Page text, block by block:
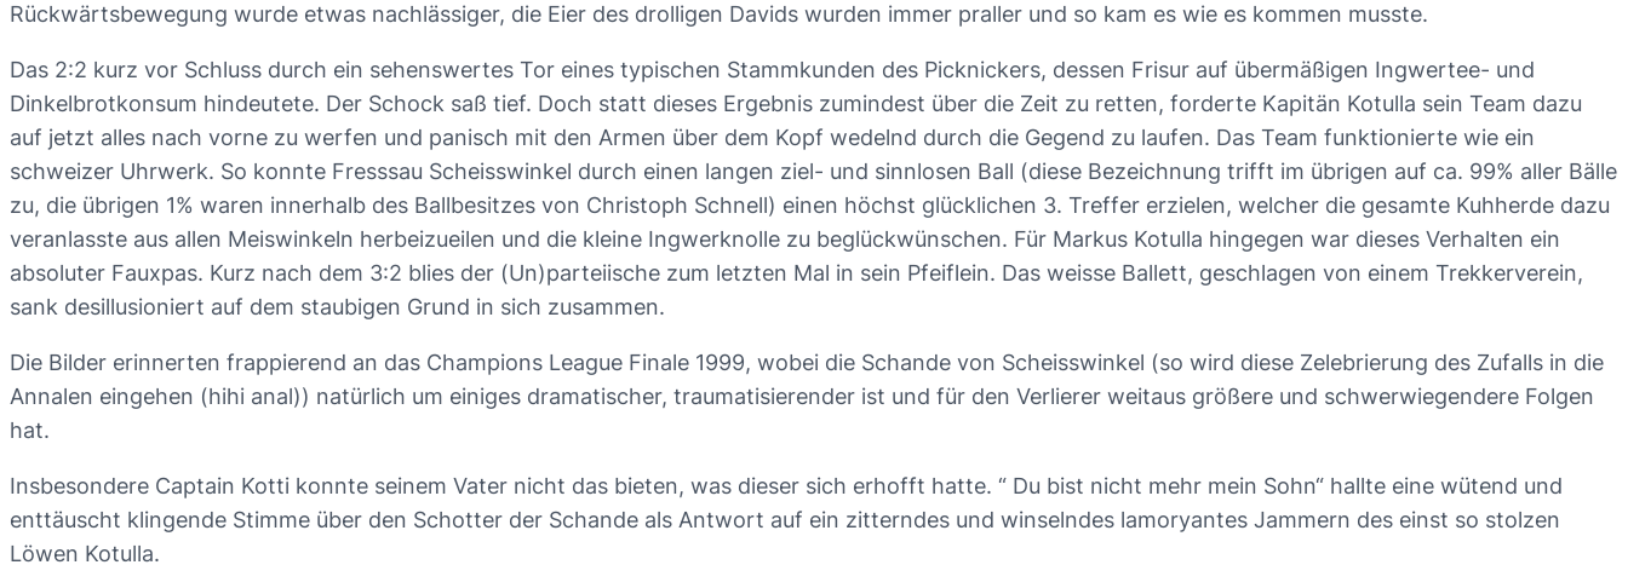
Rückwärtsbewegung wurde etwas nachlässiger, die Eier des drolligen Davids wurden immer praller und so kam es wie es kommen musste.
Das 2:2 kurz vor Schluss durch ein sehenswertes Tor eines typischen Stammkunden des Picknickers, dessen Frisur auf übermäßigen Ingwertee- und
Dinkelbrotkonsum hindeutete. Der Schock saß tief. Doch statt dieses Ergebnis zumindest über die Zeit zu retten, forderte Kapitän Kotulla sein Team dazu
auf jetzt alles nach vorne zu werfen und panisch mit den Armen über dem Kopf wedelnd durch die Gegend zu laufen. Das Team funktionierte wie ein
schweizer Uhrwerk. So konnte Fresssau Scheisswinkel durch einen langen ziel- und sinnlosen Ball (diese Bezeichnung trifft im übrigen auf ca. 99% aller Bälle
zu, die übrigen 1% waren innerhalb des Ballbesitzes von Christoph Schnell) einen höchst glücklichen 3. Treffer erzielen, welcher die gesamte Kuhherde dazu
veranlasste aus allen Meiswinkeln herbeizueilen und die kleine Ingwerknolle zu beglückwünschen. Für Markus Kotulla hingegen war dieses Verhalten ein
absoluter Fauxpas. Kurz nach dem 3:2 blies der (Un)parteiische zum letzten Mal in sein Pfeiflein. Das weisse Ballett, geschlagen von einem Trekkerverein,
sank desillusioniert auf dem staubigen Grund in sich zusammen.
Die Bilder erinnerten frappierend an das Champions League Finale 1999, wobei die Schande von Scheisswinkel (so wird diese Zelebrierung des Zufalls in die
Annalen eingehen (hihi anal)) natürlich um einiges dramatischer, traumatisierender ist und für den Verlierer weitaus größere und schwerwiegendere Folgen
hat.
Insbesondere Captain Kotti konnte seinem Vater nicht das bieten, was dieser sich erhofft hatte. “ Du bist nicht mehr mein Sohn“ hallte eine wütend und
enttäuscht klingende Stimme über den Schotter der Schande als Antwort auf ein zitterndes und winselndes lamoryantes Jammern des einst so stolzen
Löwen Kotulla.